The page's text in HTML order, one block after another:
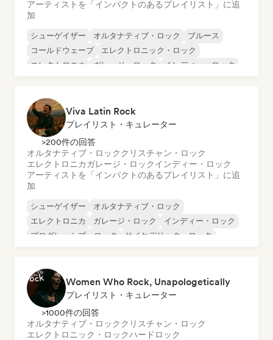
アーティストを「インパクトのあるプレイリスト」に追
加
シューゲイザー オルタナティブ・ロック
ブルース
コールドウェーブ
エレクトロニック・ロック
エレクトロニカ
ガレージ・ロック インディー・ロック
Viva Latin Rock
プレイリスト・キュレーター
>200件の回答
オルタナティブ・ロッククリスチャン・ロック
エレクトロニカガレージ・ロックインディー・ロック
アーティストを「インパクトのあるプレイリスト」に追
加
シューゲイザー
オルタナティブ・ロック
エレクトロニカ
ガレージ・ロック
インディー・ロック
プログレッシブ・ロック
サイケデリック・ロック
Women Who Rock, Unapologetically
プレイリスト・キュレーター
>1000件の回答
オルタナティブ・ロッククリスチャン・ロック
エレクトロニック・ロックハードロック